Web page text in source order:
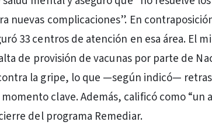
nuevas complicaciones”. En
33 centros de atención en esa área. El
de provisión de vacunas por parte de
la gripe, lo que —según indicó—
clave. Además, calificó como “un
del programa Remediar.